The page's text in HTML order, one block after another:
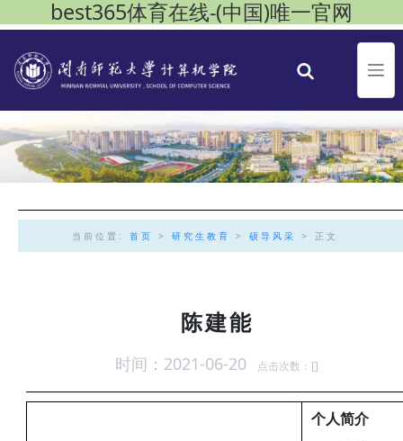
best365体育在线-(中国)唯一官网
当前位置: 首页 > 研究生教育 > 硕导风采 > 正文
陈建能
时间：2021-06-20 点击次数：[]
个人简介